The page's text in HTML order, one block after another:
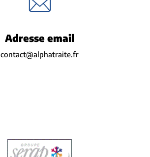
Adresse email
contact@alphatraite.fr